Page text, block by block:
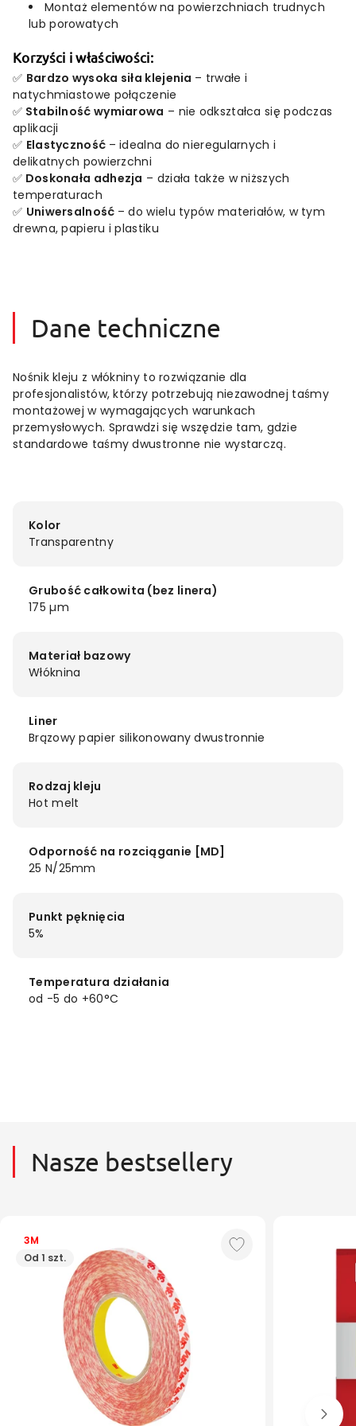
Montaż elementów na powierzchniach trudnych
lub porowatych
Korzyści i właściwości:
✅ Bardzo wysoka siła klejenia – trwałe i
natychmiastowe połączenie
✅ Stabilność wymiarowa – nie odkształca się podczas
aplikacji
✅ Elastyczność – idealna do nieregularnych i
delikatnych powierzchni
✅ Doskonała adhezja – działa także w niższych
temperaturach
✅ Uniwersalność – do wielu typów materiałów, w tym
drewna, papieru i plastiku
Dane techniczne
Nośnik kleju z włókniny to rozwiązanie dla
profesjonalistów, którzy potrzebują niezawodnej taśmy
montażowej w wymagających warunkach
przemysłowych. Sprawdzi się wszędzie tam, gdzie
standardowe taśmy dwustronne nie wystarczą.
Kolor
Transparentny
Grubość całkowita (bez linera)
175 µm
Materiał bazowy
Włóknina
Liner
Brązowy papier silikonowany dwustronnie
Rodzaj kleju
Hot melt
Odporność na rozciąganie [MD]
25 N/25mm
Punkt pęknięcia
5%
Temperatura działania
od -5 do +60°C
Nasze bestsellery
3M
Od 1 szt.